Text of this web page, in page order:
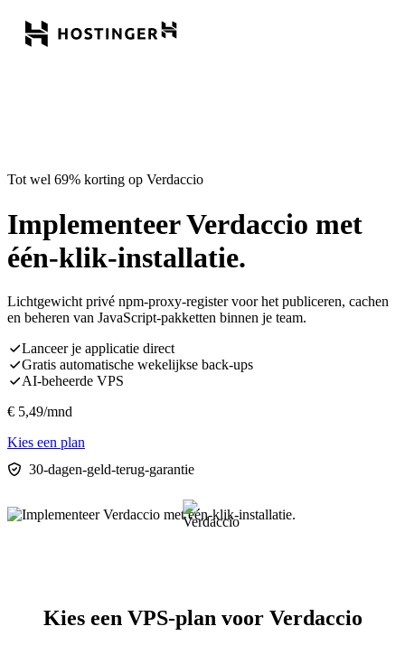
Tot wel 69% korting op Verdaccio
Implementeer Verdaccio met
één-klik-installatie.
Lichtgewicht privé npm-proxy-register voor het publiceren, cachen
en beheren van JavaScript-pakketten binnen je team.
Lanceer je applicatie direct
Gratis automatische wekelijkse back-ups
AI-beheerde VPS
€ 5,49/mnd
Kies een plan
30-dagen-geld-terug-garantie
Kies een VPS-plan voor Verdaccio